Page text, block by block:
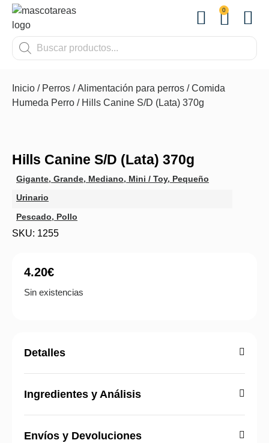
0
Inicio / Perros /Alimentación para perros /Comida
Humeda Perro / Hills Canine S/D (Lata) 370g
Hills Canine S/D (Lata) 370g
Gigante, Grande, Mediano, Mini / Toy, Pequeño
Urinario
Pescado, Pollo
SKU: 1255
4.20€
Sin existencias
Detalles
Ingredientes y Análisis
Envíos y Devoluciones